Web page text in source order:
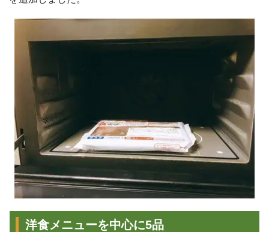
洋食メニューを中心に5品